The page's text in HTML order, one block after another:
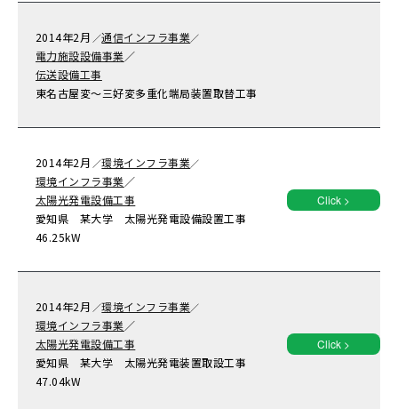
2014年2月 ／通信インフラ事業／
電力施設設備事業／
伝送設備工事
東名古屋変～三好変多重化端局装置取替工事
2014年2月 ／環境インフラ事業／
環境インフラ事業／
太陽光発電設備工事
愛知県 某大学 太陽光発電設備設置工事
46.25kW
Click >
2014年2月 ／環境インフラ事業／
環境インフラ事業／
太陽光発電設備工事
愛知県 某大学 太陽光発電装置取設工事
47.04kW
Click >